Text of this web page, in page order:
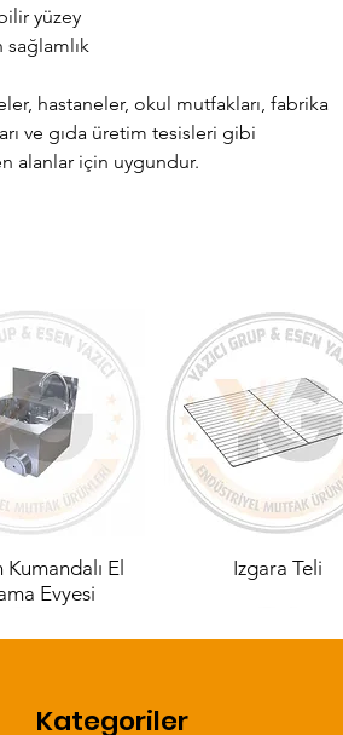
yüzey
sağlamlık
hastaneler, okul mutfakları, fabrika
ve gıda üretim tesisleri gibi
alanlar için uygundur.
El
Evyesi
Izgara Teli
Kategoriler